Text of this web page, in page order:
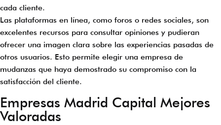
cada cliente.
Las plataformas en línea, como foros o redes sociales, son
excelentes recursos para consultar opiniones y pudieran
ofrecer una imagen clara sobre las experiencias pasadas de
otros usuarios. Esto permite elegir una empresa de
mudanzas que haya demostrado su compromiso con la
satisfacción del cliente.
Empresas Madrid Capital Mejores
Valoradas